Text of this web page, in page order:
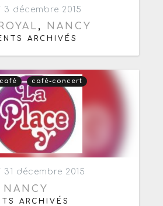
décembre 2015
, NANCY
ARCHIVÉS
café café-concert
décembre 2015
NANCY
ARCHIVÉS